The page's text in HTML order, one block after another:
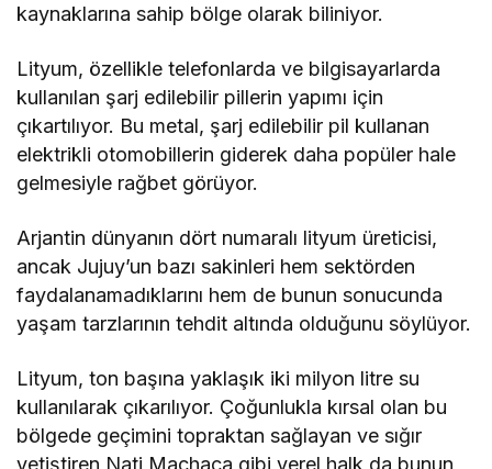
kaynaklarına sahip bölge olarak biliniyor.
Lityum, özellikle telefonlarda ve bilgisayarlarda
kullanılan şarj edilebilir pillerin yapımı için
çıkartılıyor. Bu metal, şarj edilebilir pil kullanan
elektrikli otomobillerin giderek daha popüler hale
gelmesiyle rağbet görüyor.
Arjantin dünyanın dört numaralı lityum üreticisi,
ancak Jujuy’un bazı sakinleri hem sektörden
faydalanamadıklarını hem de bunun sonucunda
yaşam tarzlarının tehdit altında olduğunu söylüyor.
Lityum, ton başına yaklaşık iki milyon litre su
kullanılarak çıkarılıyor. Çoğunlukla kırsal olan bu
bölgede geçimini topraktan sağlayan ve sığır
yetiştiren Nati Machaca gibi yerel halk da bunun